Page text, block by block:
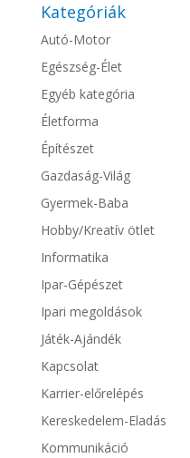
Kategóriák
Autó-Motor
Egészség-Élet
Egyéb kategória
Életforma
Építészet
Gazdaság-Világ
Gyermek-Baba
Hobby/Kreatív ötlet
Informatika
Ipar-Gépészet
Ipari megoldások
Játék-Ajándék
Kapcsolat
Karrier-előrelépés
Kereskedelem-Eladás
Kommunikáció